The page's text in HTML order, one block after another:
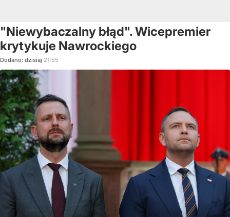
"Niewybaczalny błąd". Wicepremier
krytykuje Nawrockiego
Dodano: dzisiaj 21:55